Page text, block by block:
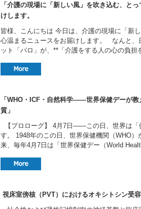
「介護の現場に「新しい風」を吹き込む、と
けします。
皆様、こんにちは 今日は、介護の現場に「新
心温まるニュースをお届けします。 ​なんと、
ット「パロ」が、**「介護をする人の心の負
「WHO・ICF・自然科学——世界保健デーが
質」
【プロローグ】 4月7日——この日、世界は「
す。 1948年のこの日、世界保健機関（WHO）
来、毎年4月7日は「世界保健デー（World
視床室傍核（PVT）におけるオキシトシン受